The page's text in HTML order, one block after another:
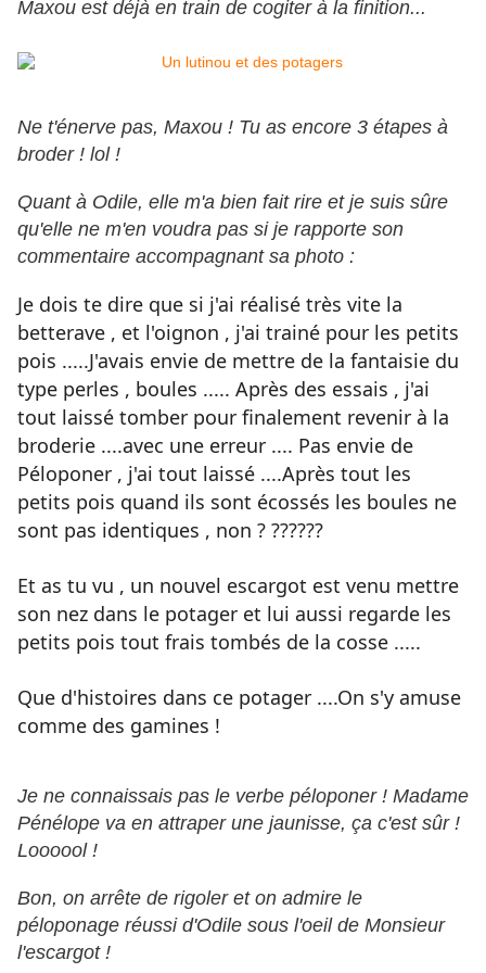
Maxou est déjà en train de cogiter à la finition...
Ne t'énerve pas, Maxou ! Tu as encore 3 étapes à
broder ! lol !
Quant à Odile, elle m'a bien fait rire et je suis sûre
qu'elle ne m'en voudra pas si je rapporte son
commentaire accompagnant sa photo :
Je dois te dire que si j'ai réalisé très vite la
betterave , et l'oignon , j'ai trainé pour les petits
pois .....J'avais envie de mettre de la fantaisie du
type perles , boules ..... Après des essais , j'ai
tout laissé tomber pour finalement revenir à la
broderie ....avec une erreur .... Pas envie de
Péloponer , j'ai tout laissé ....Après tout les
petits pois quand ils sont écossés les boules ne
sont pas identiques , non ? ??????
Et as tu vu , un nouvel escargot est venu mettre
son nez dans le potager et lui aussi regarde les
petits pois tout frais tombés de la cosse .....
Que d'histoires dans ce potager ....On s'y amuse
comme des gamines !
Je ne connaissais pas le verbe péloponer ! Madame
Pénélope va en attraper une jaunisse, ça c'est sûr !
Loooool !
Bon, on arrête de rigoler et on admire le
péloponage réussi d'Odile sous l'oeil de Monsieur
l'escargot !